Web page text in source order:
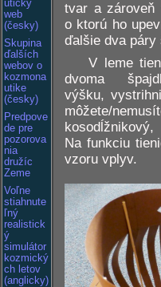
utický
web
(česky)
Skupina
ďalších
webov o
kozmona
utike
(česky)
Predpove
de pre
pozorova
nia
družíc
Zeme
Voľne
stiahnute
ľný
realistick
ý
simulátor
kozmický
ch letov
(anglicky)
tvar a zároveň
o ktorú ho
ďalšie dva páry
V leme
dvoma
výšku,
môžete/
Na funkciu
vzoru vplyv.